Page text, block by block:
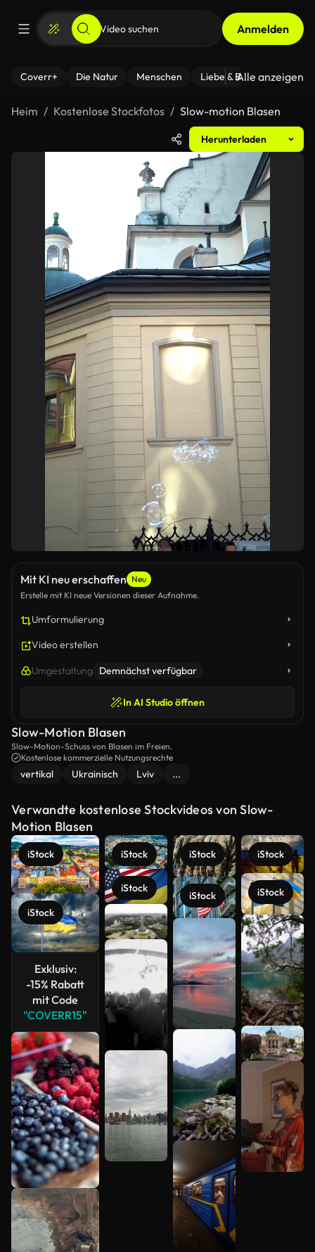
Anmelden
Coverr+ Die Natur Menschen Liebe & Beziehungen
Alle anzeigen
Heim Kostenlose Stockfotos Slow-motion Blasen
Herunterladen
Mit KI neu erschaffen Neu
Erstelle mit KI neue Versionen dieser Aufnahme.
Umformulierung
Video erstellen
Umgestaltung Demnächst verfügbar
In AI Studio öffnen
Slow-Motion Blasen
Slow-Motion-Schuss von Blasen im Freien.
Kostenlose kommerzielle Nutzungsrechte
vertikal Ukrainisch Lviv ...
Verwandte kostenlose Stockvideos von Slow-
Motion Blasen
iStock
iStock
Exklusiv:
-15% Rabatt
mit Code
"COVERR15"
iStock
iStock
iStock
iStock
iStock
iStock
Mehr
anzeigen